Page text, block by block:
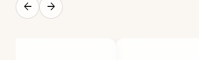
arrow_forward
arrow_back